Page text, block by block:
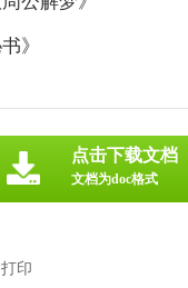
》
印
点击下载文档
文档为doc格式